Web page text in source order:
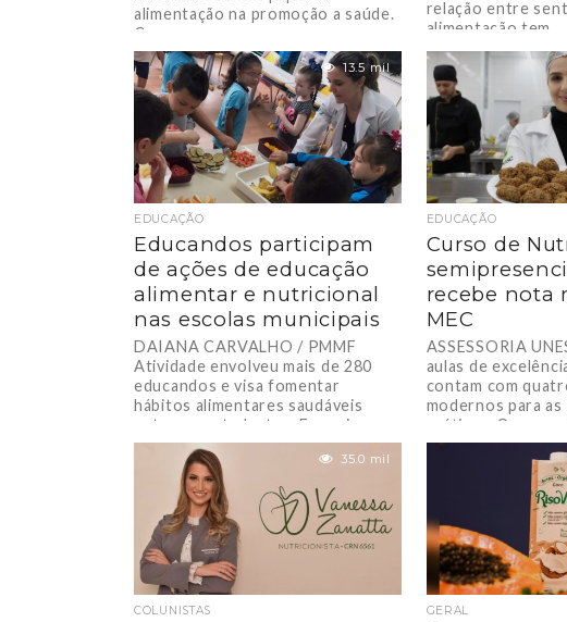
alimentação na promoção a saúde.
Com o...
relação entre
alimentação tem...
13.5 mil
EDUCAÇÃO
Educandos participam
de ações de educação
alimentar e nutricional
nas escolas municipais
DAIANA CARVALHO / PMMF
Atividade envolveu mais de 280
educandos e visa fomentar
hábitos alimentares saudáveis
entre os estudantes. Em mais
uma...
EDUCAÇÃO
Curso de
recebe nota
MEC
ASSESSORIA
aulas de
contam com
modernos para as
práticas. O curso
35.0 mil
COLUNISTAS GERAL